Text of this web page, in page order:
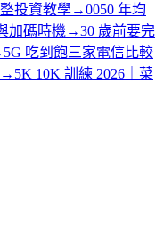
投資教學→0050 年均
加碼時機 →30 歲前要完
5G 吃到飽三家電信比較
→ 5K 10K 訓練 2026｜菜